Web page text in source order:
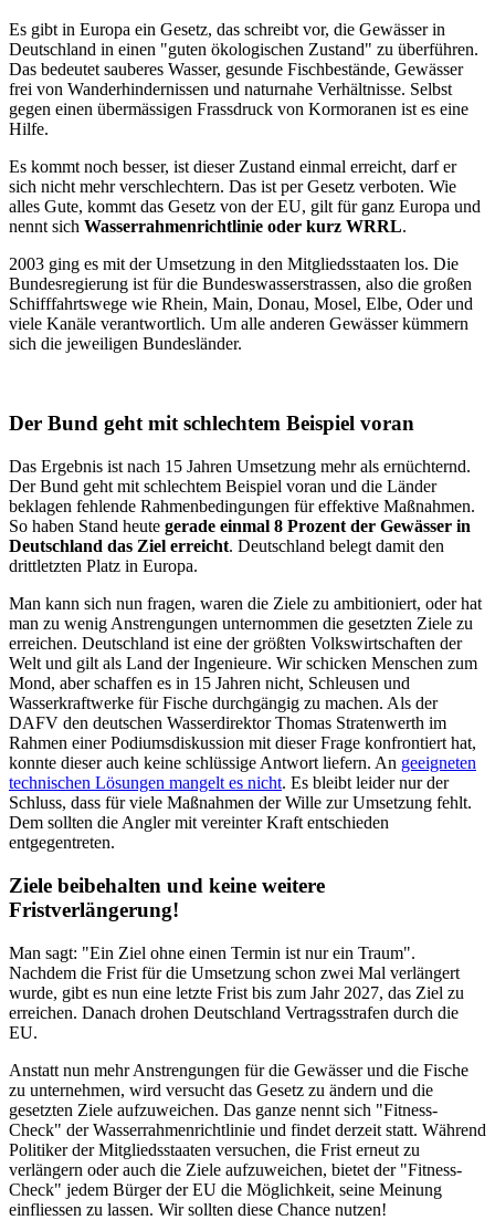
Es gibt in Europa ein Gesetz, das schreibt vor, die Gewässer in
Deutschland in einen "guten ökologischen Zustand" zu überführen.
Das bedeutet sauberes Wasser, gesunde Fischbestände, Gewässer
frei von Wanderhindernissen und naturnahe Verhältnisse. Selbst
gegen einen übermässigen Frassdruck von Kormoranen ist es eine
Hilfe.
Es kommt noch besser, ist dieser Zustand einmal erreicht, darf er
sich nicht mehr verschlechtern. Das ist per Gesetz verboten. Wie
alles Gute, kommt das Gesetz von der EU, gilt für ganz Europa und
nennt sich Wasserrahmenrichtlinie oder kurz WRRL.
2003 ging es mit der Umsetzung in den Mitgliedsstaaten los. Die
Bundesregierung ist für die Bundeswasserstrassen, also die großen
Schifffahrtswege wie Rhein, Main, Donau, Mosel, Elbe, Oder und
viele Kanäle verantwortlich. Um alle anderen Gewässer kümmern
sich die jeweiligen Bundesländer.
Der Bund geht mit schlechtem Beispiel voran
Das Ergebnis ist nach 15 Jahren Umsetzung mehr als ernüchternd.
Der Bund geht mit schlechtem Beispiel voran und die Länder
beklagen fehlende Rahmenbedingungen für effektive Maßnahmen.
So haben Stand heute gerade einmal 8 Prozent der Gewässer in
Deutschland das Ziel erreicht. Deutschland belegt damit den
drittletzten Platz in Europa.
Man kann sich nun fragen, waren die Ziele zu ambitioniert, oder hat
man zu wenig Anstrengungen unternommen die gesetzten Ziele zu
erreichen. Deutschland ist eine der größten Volkswirtschaften der
Welt und gilt als Land der Ingenieure. Wir schicken Menschen zum
Mond, aber schaffen es in 15 Jahren nicht, Schleusen und
Wasserkraftwerke für Fische durchgängig zu machen. Als der
DAFV den deutschen Wasserdirektor Thomas Stratenwerth im
Rahmen einer Podiumsdiskussion mit dieser Frage konfrontiert hat,
konnte dieser auch keine schlüssige Antwort liefern. An geeigneten
technischen Lösungen mangelt es nicht. Es bleibt leider nur der
Schluss, dass für viele Maßnahmen der Wille zur Umsetzung fehlt.
Dem sollten die Angler mit vereinter Kraft entschieden
entgegentreten.
Ziele beibehalten und keine weitere
Fristverlängerung!
Man sagt: "Ein Ziel ohne einen Termin ist nur ein Traum".
Nachdem die Frist für die Umsetzung schon zwei Mal verlängert
wurde, gibt es nun eine letzte Frist bis zum Jahr 2027, das Ziel zu
erreichen. Danach drohen Deutschland Vertragsstrafen durch die
EU.
Anstatt nun mehr Anstrengungen für die Gewässer und die Fische
zu unternehmen, wird versucht das Gesetz zu ändern und die
gesetzten Ziele aufzuweichen. Das ganze nennt sich "Fitness-
Check" der Wasserrahmenrichtlinie und findet derzeit statt. Während
Politiker der Mitgliedsstaaten versuchen, die Frist erneut zu
verlängern oder auch die Ziele aufzuweichen, bietet der "Fitness-
Check" jedem Bürger der EU die Möglichkeit, seine Meinung
einfliessen zu lassen. Wir sollten diese Chance nutzen!